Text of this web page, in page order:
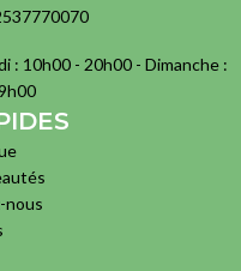
: 10h00 - 20h00 - Dimanche :
nous